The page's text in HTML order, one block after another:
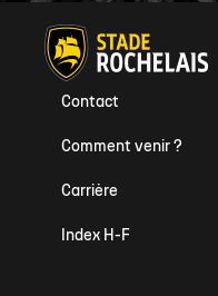
Contact
Comment venir ?
Carrière
Index H-F